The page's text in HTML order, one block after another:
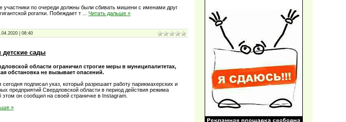
участники по очереди должны были сбивать мишени с именами друг
рогатки. Побеждает т
...Читать дальше »
|08:40
детские сады
области ограничил строгие меры в муниципалитетах,
обстановка не вызывает опасений.
подписал указ, который разрешает работу парикмахерских и
предприятий Свердловской области в период действия режима
он сообщил на своей страничке в Instagram.
»